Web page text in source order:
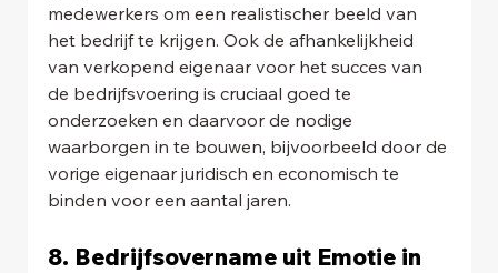
medewerkers om een realistischer beeld van
het bedrijf te krijgen. Ook de afhankelijkheid
van verkopend eigenaar voor het succes van
de bedrijfsvoering is cruciaal goed te
onderzoeken en daarvoor de nodige
waarborgen in te bouwen, bijvoorbeeld door de
vorige eigenaar juridisch en economisch te
binden voor een aantal jaren.
8. Bedrijfsovername uit Emotie in